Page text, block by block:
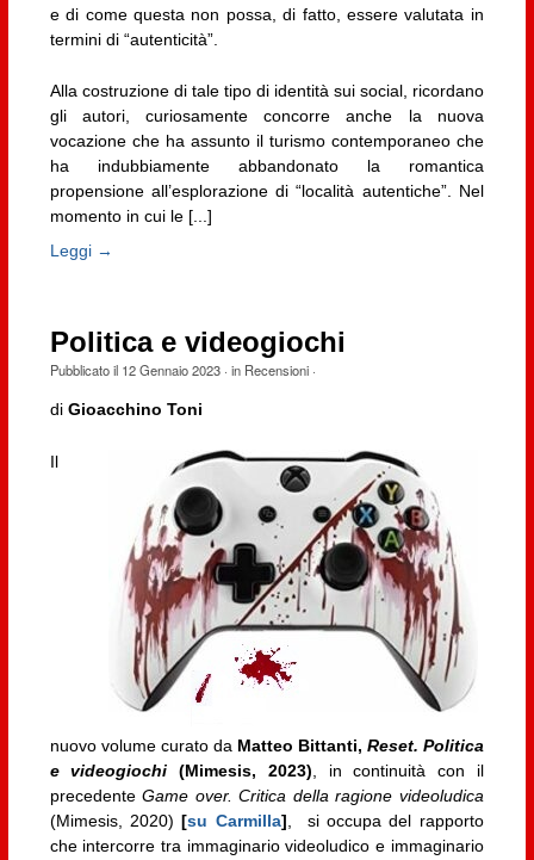
e di come questa non possa, di fatto, essere valutata in
termini di “autenticità”.
Alla costruzione di tale tipo di identità sui social, ricordano
gli autori, curiosamente concorre anche la nuova
vocazione che ha assunto il turismo contemporaneo che
ha indubbiamente abbandonato la romantica
propensione all’esplorazione di “località autentiche”. Nel
momento in cui le [...]
Leggi →
Politica e videogiochi
Pubblicato il 12 Gennaio 2023· in Recensioni·
di Gioacchino Toni
Il
nuovo volume curato da Matteo Bittanti, Reset. Politica
e videogiochi (Mimesis, 2023), in continuità con il
precedenteGame over. Critica della ragione videoludica
(Mimesis, 2020)[su Carmilla], si occupa del rapporto
che intercorre tra immaginario videoludico e immaginario